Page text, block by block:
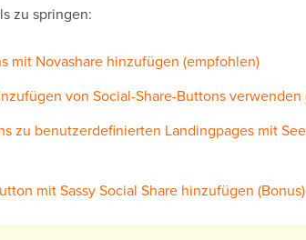
zu springen:
mit Novashare hinzufügen (empfohlen)
von Social-Share-Buttons verwenden
zu benutzerdefinierten Landingpages mit
mit Sassy Social Share hinzufügen (Bonus)